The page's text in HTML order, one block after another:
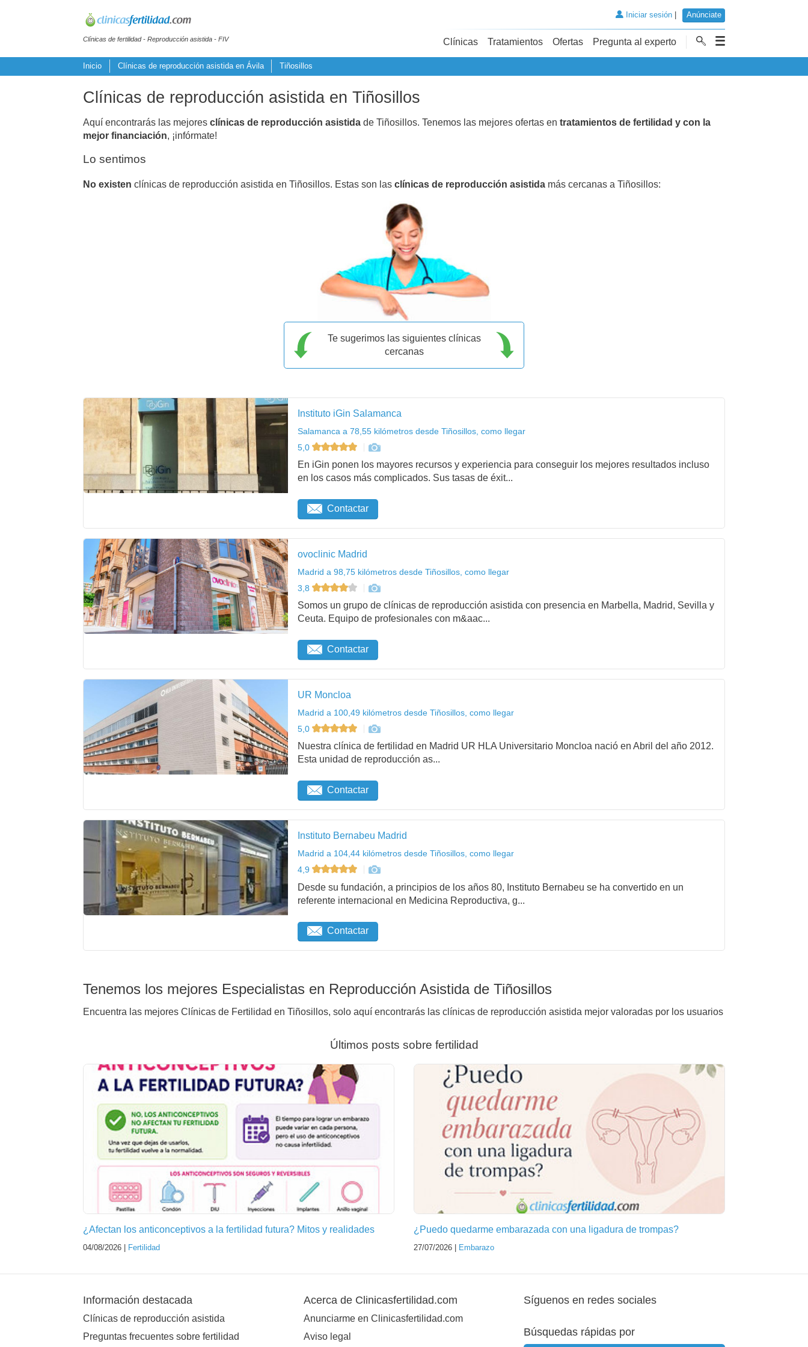
Clínicas de fertilidad - Reproducción asistida - FIV
Iniciar sesión| Anúnciate
Clínicas Tratamientos Ofertas Pregunta al experto
Inicio Clínicas de reproducción asistida en Ávila Tiñosillos
Clínicas de reproducción asistida en Tiñosillos
Aquí encontrarás las mejores clínicas de reproducción asistida de Tiñosillos. Tenemos las mejores ofertas en tratamientos de fertilidad y con la
mejor financiación, ¡infórmate!
Lo sentimos
No existen clínicas de reproducción asistida en Tiñosillos. Estas son las clínicas de reproducción asistida más cercanas a Tiñosillos:
Te sugerimos las siguientes clínicas
cercanas
Instituto iGin Salamanca
Salamanca a 78,55 kilómetros desde Tiñosillos, como llegar
5,0
En iGin ponen los mayores recursos y experiencia para conseguir los mejores resultados incluso
en los casos más complicados. Sus tasas de éxit...
Contactar
ovoclinic Madrid
Madrid a 98,75 kilómetros desde Tiñosillos, como llegar
3,8
Somos un grupo de clínicas de reproducción asistida con presencia en Marbella, Madrid, Sevilla y
Ceuta. Equipo de profesionales con m&aac...
Contactar
UR Moncloa
Madrid a 100,49 kilómetros desde Tiñosillos, como llegar
5,0
Nuestra clínica de fertilidad en Madrid UR HLA Universitario Moncloa nació en Abril del año 2012.
Esta unidad de reproducción as...
Contactar
Instituto Bernabeu Madrid
Madrid a 104,44 kilómetros desde Tiñosillos, como llegar
4,9
Desde su fundación, a principios de los años 80, Instituto Bernabeu se ha convertido en un
referente internacional en Medicina Reproductiva, g...
Contactar
Tenemos los mejores Especialistas en Reproducción Asistida de Tiñosillos
Encuentra las mejores Clínicas de Fertilidad en Tiñosillos, solo aquí encontrarás las clínicas de reproducción asistida mejor valoradas por los usuarios
Últimos posts sobre fertilidad
¿Afectan los anticonceptivos a la fertilidad futura? Mitos y realidades
04/08/2026 | Fertilidad
¿Puedo quedarme embarazada con una ligadura de trompas?
27/07/2026 | Embarazo
Información destacada
Clínicas de reproducción asistida
Preguntas frecuentes sobre fertilidad
Acerca de Clinicasfertilidad.com
Anunciarme en Clinicasfertilidad.com
Aviso legal
Síguenos en redes sociales
Búsquedas rápidas por